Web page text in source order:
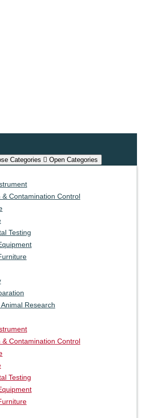
Categories Open Categories
& Contamination Control
Testing
Research
& Contamination Control
Testing